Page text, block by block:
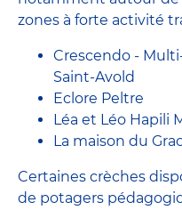
zones à forte activité
Crescendo -
Saint-Avold
Eclore Peltre
Léa et Léo Hapili
La maison du
Certaines crèches
de potagers